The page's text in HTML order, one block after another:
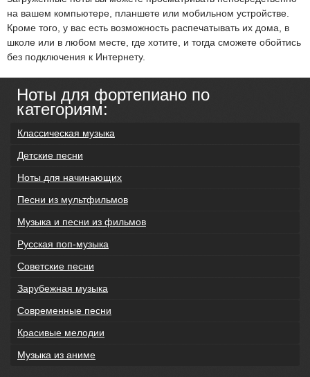
на вашем компьютере, планшете или мобильном устройстве.
Кроме того, у вас есть возможность распечатывать их дома, в
школе или в любом месте, где хотите, и тогда сможете обойтись
без подключения к Интернету.
Ноты для фортепиано по
категориям:
Классическая музыка
Детские песни
Ноты для начинающих
Песни из мультфильмов
Музыка и песни из фильмов
Русская поп-музыка
Советские песни
Зарубежная музыка
Современные песни
Красивые мелодии
Музыка из аниме